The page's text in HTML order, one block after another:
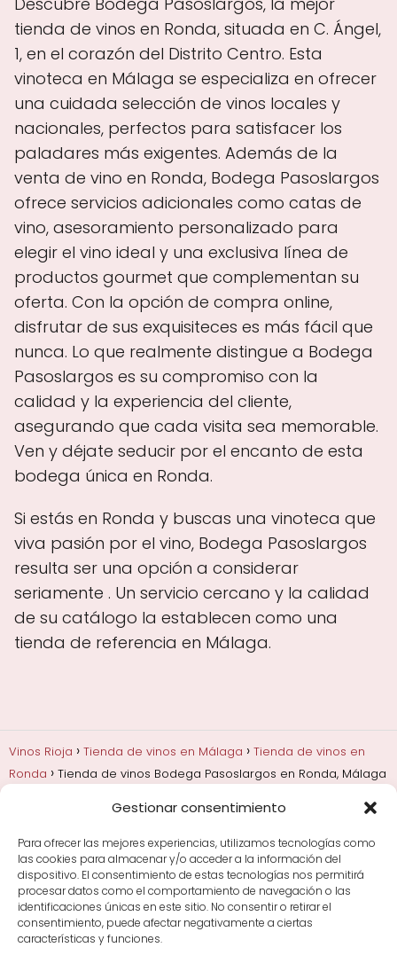
Gestionar consentimiento
Para ofrecer las mejores experiencias, utilizamos tecnologías como
las cookies para almacenar y/o acceder a la información del
dispositivo. El consentimiento de estas tecnologías nos permitirá
procesar datos como el comportamiento de navegación o las
identificaciones únicas en este sitio. No consentir o retirar el
consentimiento, puede afectar negativamente a ciertas
características y funciones.
tienda de vinos en Ronda, situada en C. Ángel,
1, en el corazón del Distrito Centro. Esta
vinoteca en Málaga se especializa en ofrecer
una cuidada selección de vinos locales y
nacionales, perfectos para satisfacer los
paladares más exigentes. Además de la
venta de vino en Ronda, Bodega Pasoslargos
ofrece servicios adicionales como catas de
vino, asesoramiento personalizado para
elegir el vino ideal y una exclusiva línea de
productos gourmet que complementan su
oferta. Con la opción de compra online,
disfrutar de sus exquisiteces es más fácil que
nunca. Lo que realmente distingue a Bodega
Pasoslargos es su compromiso con la
calidad y la experiencia del cliente,
asegurando que cada visita sea memorable.
Ven y déjate seducir por el encanto de esta
bodega única en Ronda.
Si estás en Ronda y buscas una vinoteca que
viva pasión por el vino, Bodega Pasoslargos
resulta ser una opción a considerar
seriamente . Un servicio cercano y la calidad
de su catálogo la establecen como una
tienda de referencia en Málaga.
Vinos Rioja Tienda de vinos en Málaga
Tienda de vinos en
Ronda
Tienda de vinos Bodega Pasoslargos en Ronda, Málaga
Añadas, crianza y guarda
Bodegas y marcas de
Comprar vino
Rioja y guías de regalo
Cultura del vino y
curiosidades
Enoturismo en Rioja
Maridajes y vino en la mesa
Tiendas de vino por
ciudades
Tipos de Rioja y clasificación